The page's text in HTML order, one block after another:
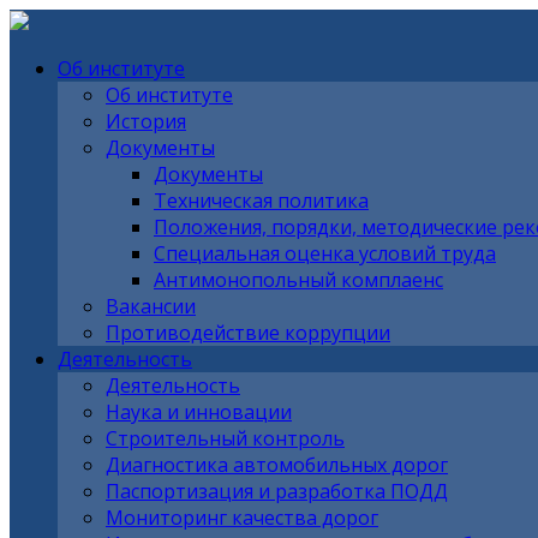
Об институте
Об институте
История
Документы
Документы
Техническая политика
Положения, порядки, методические
Специальная оценка условий труда
Антимонопольный комплаенс
Вакансии
Противодействие коррупции
Деятельность
Деятельность
Наука и инновации
Строительный контроль
Диагностика автомобильных дорог
Паспортизация и разработка ПОДД
Мониторинг качества дорог